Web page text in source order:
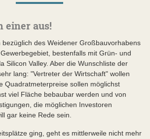
einer aus!
des Weidener Großbauvorhabens
bestenfalls mit Grün- und
Silicon Valley. Aber die Wunschliste der
lang: "Vertreter der Wirtschaft" wollen
Quadratmeterpreise sollen möglichst
viel Fläche bebaubar werden und von
die möglichen Investoren
gar keine Rede sein.
ging, geht es mittlerweile nicht mehr